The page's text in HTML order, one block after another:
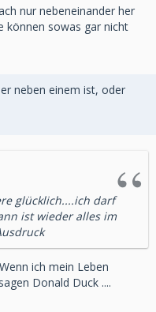
nur nebeneinander her
können sowas gar nicht
neben einem ist, oder
glücklich....ich darf
ist wieder alles im
ich mein Leben
Donald Duck ....